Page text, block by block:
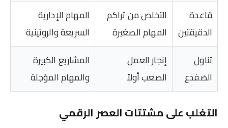
قاعدة
الدقيقتين
التخلص من تراكم
المهام الصغيرة
المهام الإدارية
السريعة والروتينية
تناول
الضفدع
إنجاز العمل
الصعب أولاً
المشاريع الكبيرة
والمهام المؤجلة
التغلب على مشتتات العصر الرقمي